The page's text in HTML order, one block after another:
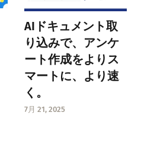
AIドキュメント取
り込みで、アンケ
ート作成をよりス
マートに、より速
く。
7月 21, 2025